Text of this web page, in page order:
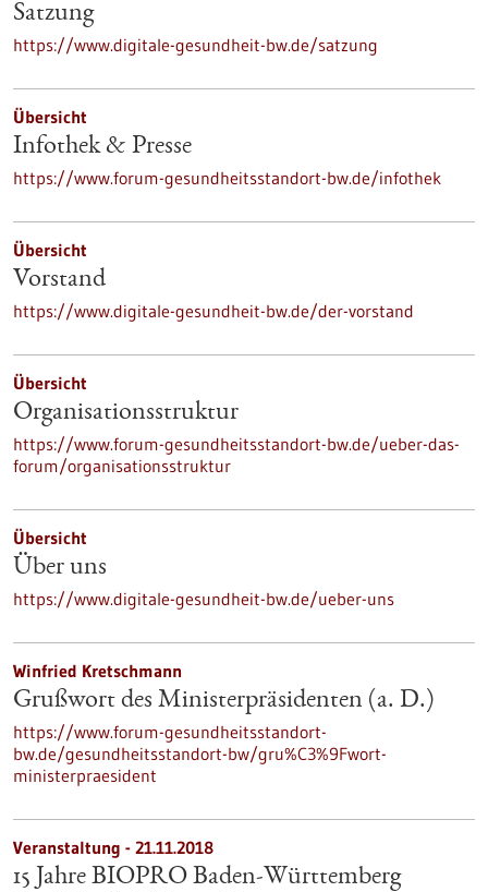
Satzung
https://www.digitale-gesundheit-bw.de/satzung
Übersicht
Infothek & Presse
https://www.forum-gesundheitsstandort-bw.de/infothek
Übersicht
Vorstand
https://www.digitale-gesundheit-bw.de/der-vorstand
Übersicht
Organisationsstruktur
https://www.forum-gesundheitsstandort-bw.de/ueber-das-
forum/organisationsstruktur
Übersicht
Über uns
https://www.digitale-gesundheit-bw.de/ueber-uns
Winfried Kretschmann
Grußwort des Ministerpräsidenten (a. D.)
https://www.forum-gesundheitsstandort-
bw.de/gesundheitsstandort-bw/gru%C3%9Fwort-
ministerpraesident
Veranstaltung - 21.11.2018
15 Jahre BIOPRO Baden-Württemberg